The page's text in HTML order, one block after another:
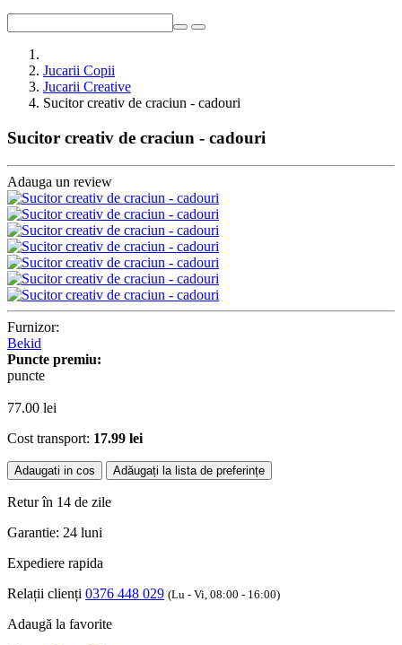
Jucarii Copii
Jucarii Creative
Sucitor creativ de craciun - cadouri
Sucitor creativ de craciun - cadouri
Adauga un review
Furnizor:
Bekid
Puncte premiu:
puncte
77.00 lei
Cost transport: 17.99 lei
Adaugati in cos Adăugați la lista de preferințe
Retur în 14 de zile
Garantie: 24 luni
Expediere rapida
Relații clienți 0376 448 029 (Lu - Vi, 08:00 - 16:00)
Adaugă la favorite